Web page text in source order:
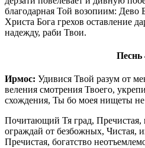
благодарная Той возопиим: Дево
Христа Бога грехов оставление
надежду, раби Твои.
Песнь
Ирмос: Удивися Твой разум от
веления смотрения Твоего,
схождения, Ты бо моея нищеты не
Почитающий Тя град, Пречистая,
ограждай от безбожных, Чистая,
Пречистая, богатство